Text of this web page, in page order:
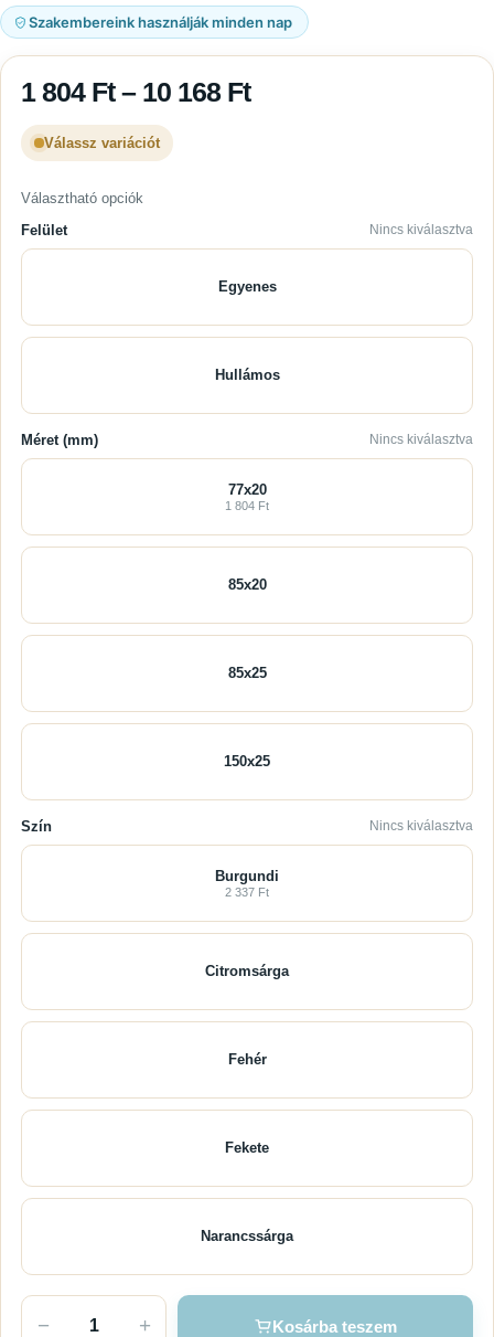
Szakembereink használják minden nap
1 804 Ft – 10 168 Ft
Válassz variációt
Választható opciók
Felület
Nincs kiválasztva
Egyenes
Hullámos
Méret (mm) Nincs kiválasztva
77x20
1 804 Ft
85x20
85x25
150x25
Szín Nincs kiválasztva
Burgundi
2 337 Ft
Citromsárga
Fehér
Fekete
Narancssárga
− + Kosárba teszem